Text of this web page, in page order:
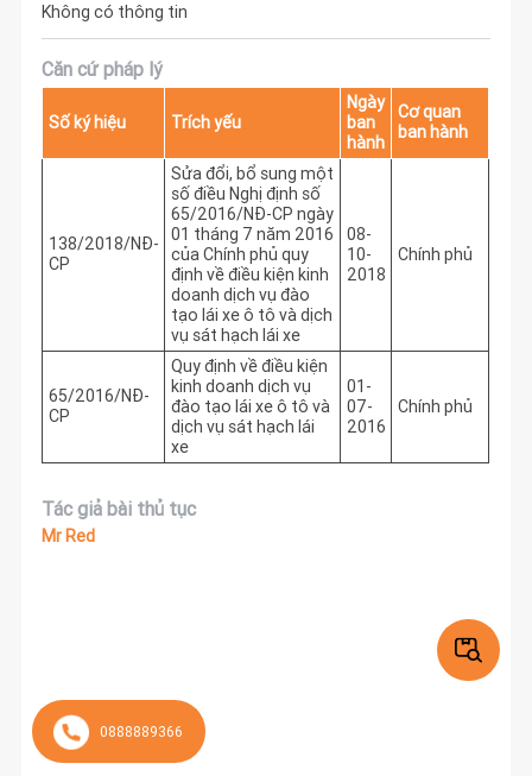
0888889366
Không có thông tin
Căn cứ pháp lý
Số ký hiệu Trích yếu
Ngày
ban
hành
Cơ quan
ban hành
138/2018/NĐ-
CP
Sửa đổi, bổ sung một
số điều Nghị định số
65/2016/NĐ-CP ngày
01 tháng 7 năm 2016
của Chính phủ quy
định về điều kiện kinh
doanh dịch vụ đào
tạo lái xe ô tô và dịch
vụ sát hạch lái xe
08-
10-
2018
Chính phủ
65/2016/NĐ-
CP
Quy định về điều kiện
kinh doanh dịch vụ
đào tạo lái xe ô tô và
dịch vụ sát hạch lái
xe
01-
07-
2016
Chính phủ
Tác giả bài thủ tục
Mr Red